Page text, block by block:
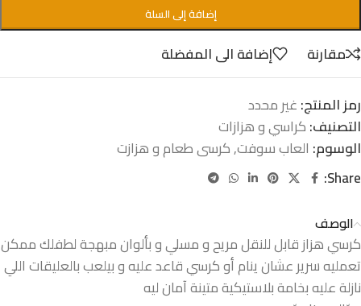
إضافة إلى السلة
مقارنة
إضافة الى المفضلة
رمز المنتج:غير محدد
التصنيف:كراسي و هزازات
الوسوم: العاب سوفت,كرسى طعام و هزازت
Share:
الوصف
كرسي هزاز قابل للنقل مريح و مسلي و بألوان مبهجة لطفلك ممكن
تعمليه سرير عشان ينام أو كرسي قاعد عليه و بيلعب بالعليقات اللي
نازلة عليه بخامة بلاستيكية متينة آمان ليه